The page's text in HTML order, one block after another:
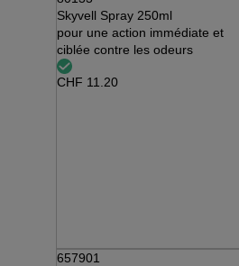
Skyvell Spray 250ml
pour une action immédiate et
ciblée contre les odeurs
CHF 11.20
657901